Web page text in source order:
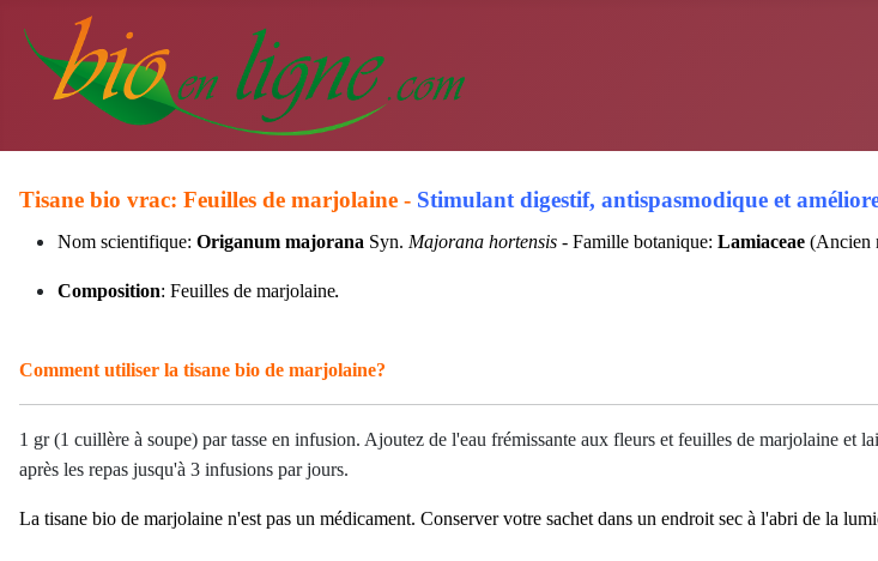
Tisane bio vrac: Feuilles de marjolaine - Stimulant digestif, antispasmodique et
Nom scientifique: Origanum majorana Syn. Majorana hortensis - Famille botanique: Lamiaceae (Ancien
Composition: Feuilles de marjolaine.
Comment utiliser la tisane bio de marjolaine?
1 gr (1 cuillère à soupe) par tasse en infusion. Ajoutez de l'eau frémissante aux fleurs et feuilles de marjolaine et
après les repas jusqu'à 3 infusions par jours.
La tisane bio de marjolaine n'est pas un médicament. Conserver votre sachet dans un endroit sec à l'abri de la